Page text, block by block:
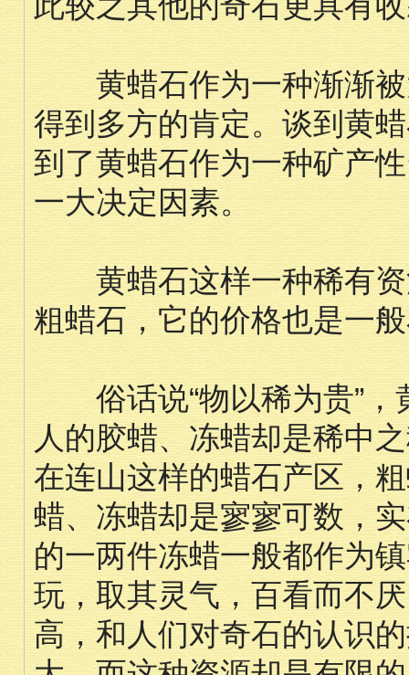
黄蜡石作为一种渐渐被
得到多方的肯定。谈到黄
到了黄蜡石作为一种矿产
一大决定因素。
黄蜡石这样一种稀有资
粗蜡石，它的价格也是一
俗话说“物以稀为贵”，
人的胶蜡、冻蜡却是稀中
在连山这样的蜡石产区，
蜡、冻蜡却是寥寥可数，
的一两件冻蜡一般都作为
玩，取其灵气，百看而不
高，和人们对奇石的认识